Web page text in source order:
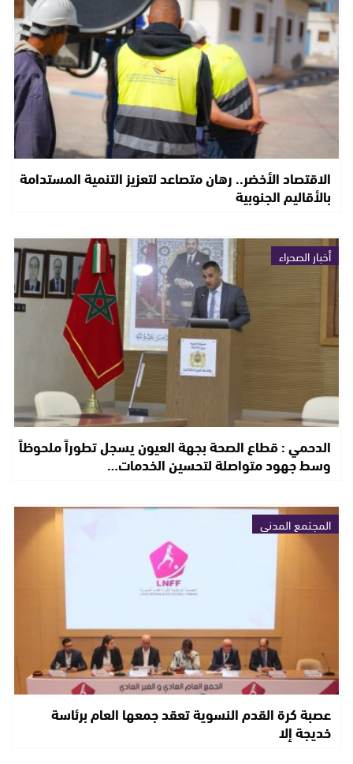
الاقتصاد الأخضر.. رهان متصاعد لتعزيز التنمية المستدامة
بالأقاليم الجنوبية
أخبار الصحراء
الدحمي : قطاع الصحة بجهة العيون يسجل تطوراً ملحوظاً
وسط جهود متواصلة لتحسين الخدمات…
المجتمع المدني
عصبة كرة القدم النسوية تعقد جمعها العام برئاسة
خديجة إلا